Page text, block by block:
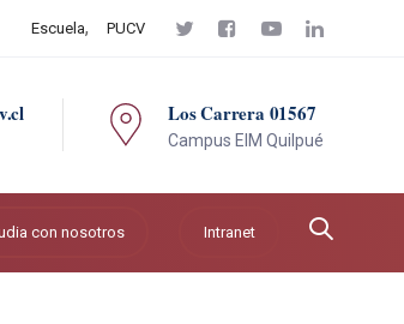
Escuela PUCV
Los Carrera 01567
Campus EIM Quilpué
con nosotros Intranet